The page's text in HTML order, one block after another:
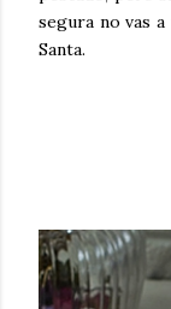
segura no vas
Santa.